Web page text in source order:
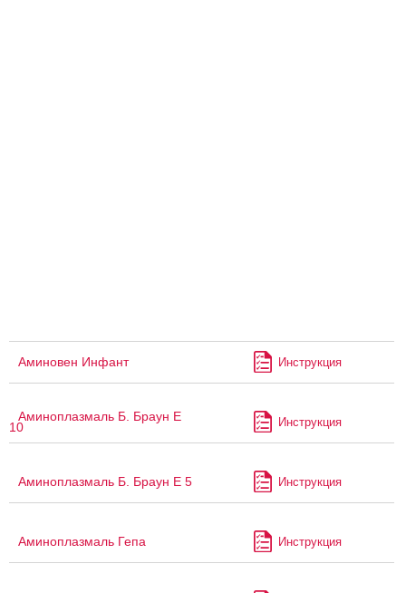
Аминовен Инфант Инструкция
Аминоплазмаль Б. Браун Е
10 Инструкция
Аминоплазмаль Б. Браун Е 5 Инструкция
Аминоплазмаль Гепа Инструкция